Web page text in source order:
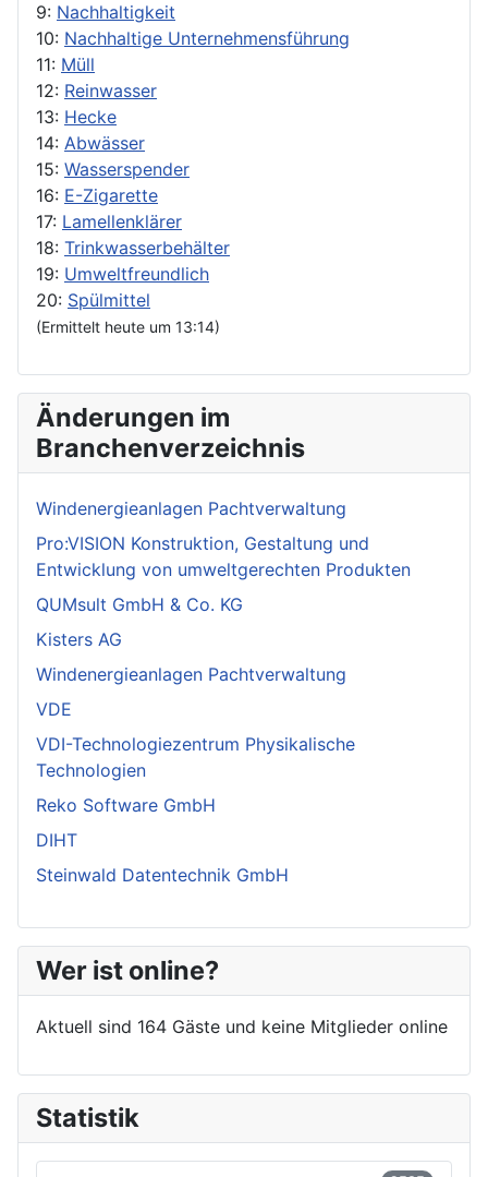
9: Nachhaltigkeit
10: Nachhaltige Unternehmensführung
11: Müll
12: Reinwasser
13: Hecke
14: Abwässer
15: Wasserspender
16: E-Zigarette
17: Lamellenklärer
18: Trinkwasserbehälter
19: Umweltfreundlich
20: Spülmittel
(Ermittelt heute um 13:14)
Änderungen im
Branchenverzeichnis
Windenergieanlagen Pachtverwaltung
Pro:VISION Konstruktion, Gestaltung und
Entwicklung von umweltgerechten Produkten
QUMsult GmbH & Co. KG
Kisters AG
Windenergieanlagen Pachtverwaltung
VDE
VDI-Technologiezentrum Physikalische
Technologien
Reko Software GmbH
DIHT
Steinwald Datentechnik GmbH
Wer ist online?
Aktuell sind 164 Gäste und keine Mitglieder online
Statistik